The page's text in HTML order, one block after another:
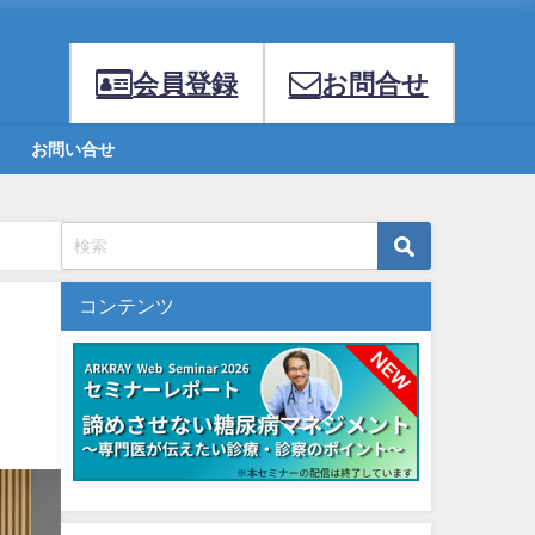
会員登録 お問合せ
お問い合せ
コンテンツ